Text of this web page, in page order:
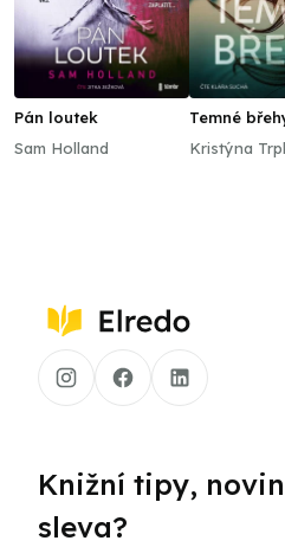
Pán loutek
Sam Holland
Temné
Kristýna
Knižní tipy,
sleva?